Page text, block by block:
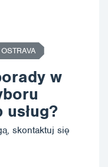
OSTRAVA
w
skontaktuj się